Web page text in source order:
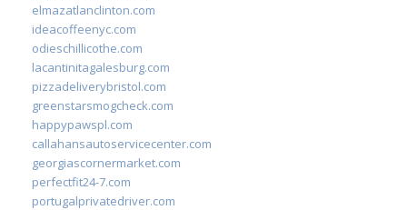
elmazatlanclinton.com
ideacoffeenyc.com
odieschillicothe.com
lacantinitagalesburg.com
pizzadeliverybristol.com
greenstarsmogcheck.com
happypawspl.com
callahansautoservicecenter.com
georgiascornermarket.com
perfectfit24-7.com
portugalprivatedriver.com